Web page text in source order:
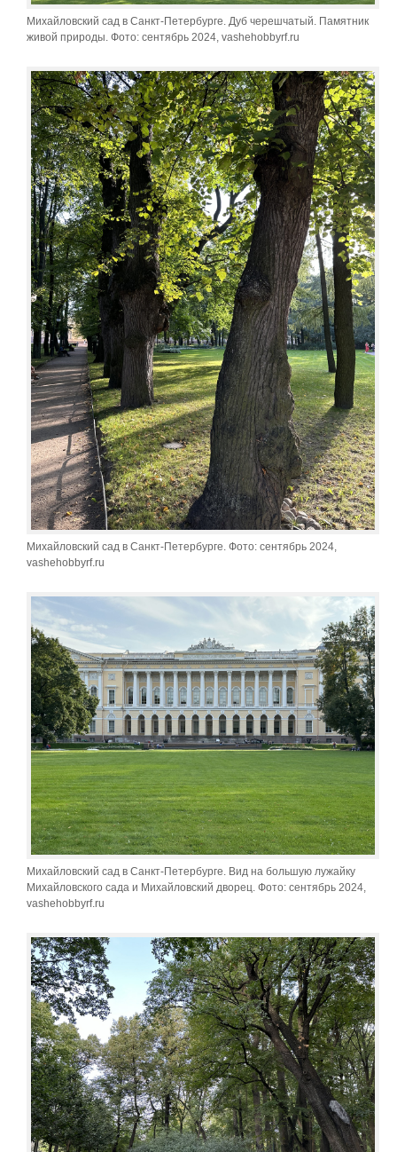
Михайловский сад в Санкт-Петербурге. Дуб черешчатый. Памятник
живой природы. Фото: сентябрь 2024, vashehobbyrf.ru
Михайловский сад в Санкт-Петербурге. Фото: сентябрь 2024,
vashehobbyrf.ru
Михайловский сад в Санкт-Петербурге. Вид на большую лужайку
Михайловского сада и Михайловский дворец. Фото: сентябрь 2024,
vashehobbyrf.ru